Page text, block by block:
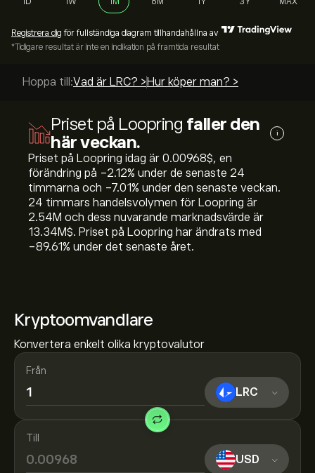
Kryptoomvandlare
Konvertera enkelt olika kryptovalutor
Från
LRC
Till
USD
Registrera dig för fullständiga diagram tillhandahållna av
*Tidigare resultat är inte en indikation på framtida resultat
Hoppa till:Vad är LRC? > Hur köper man? >
Priset på Loopring faller den
här veckan.
i
Priset på Loopring idag är 0.00968‎$‎, en
förändring på ‎-2.12‎% under de senaste 24
timmarna och ‎-7.01‎% under den senaste veckan.
24 timmars handelsvolymen för Loopring är
2.54M och dess nuvarande marknadsvärde är
13.34M‎$‎. Priset på Loopring har ändrats med
‎-89.61‎% under det senaste året.